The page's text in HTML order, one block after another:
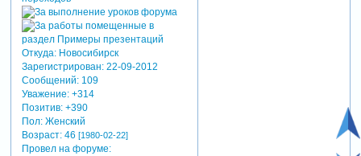
Откуда:Новосибирск
Зарегистрирован: 22-09-2012
Сообщений:109
Уважение: +314
Позитив: +390
Пол:Женский
Возраст:46 [1980-02-22]
Провел на форуме: